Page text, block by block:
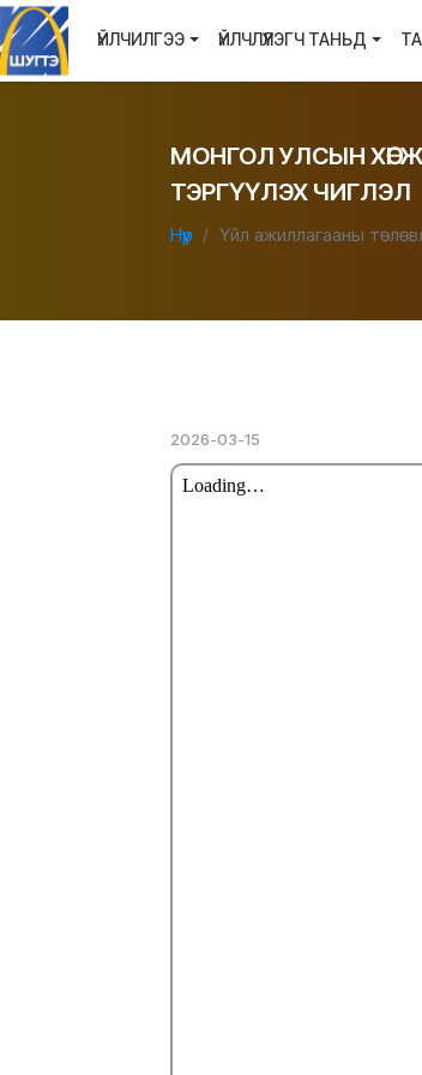
ҮЙЛЧИЛГЭЭ ҮЙЛЧЛҮҮЛЭГЧ ТАНЬД
МОНГОЛ УЛСЫН
ТЭРГҮҮЛЭХ ЧИГЛЭЛ
Нүүр Үйл ажиллагааны
2026-03-15